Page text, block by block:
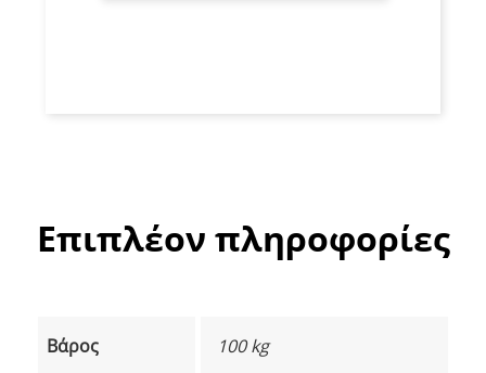
Επιπλέον πληροφορίες
Βάρος 100 kg